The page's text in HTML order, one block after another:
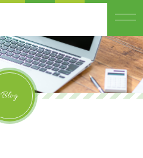
Blog